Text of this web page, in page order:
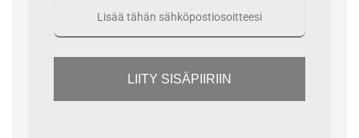
LIITY SISÄPIIRIIN